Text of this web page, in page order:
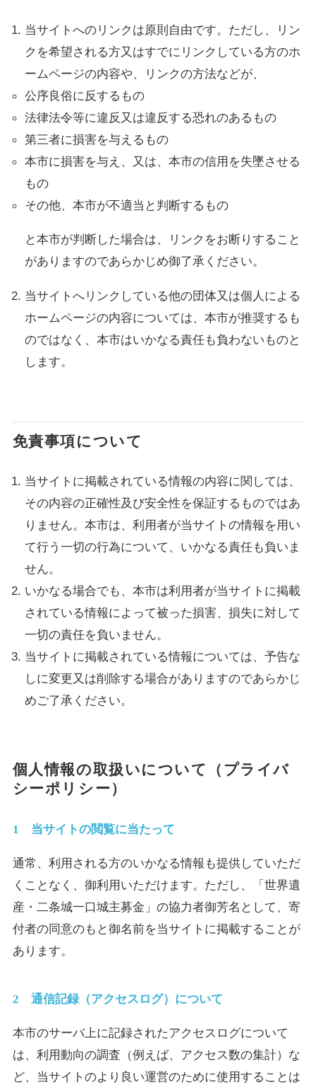
当サイトへのリンクは原則自由です。ただし、リン
クを希望される方又はすでにリンクしている方のホ
ームページの内容や、リンクの方法などが、
公序良俗に反するもの
法律法令等に違反又は違反する恐れのあるもの
第三者に損害を与えるもの
本市に損害を与え、又は、本市の信用を失墜させる
もの
その他、本市が不適当と判断するもの
と本市が判断した場合は、リンクをお断りすること
がありますのであらかじめ御了承ください。
当サイトへリンクしている他の団体又は個人による
ホームページの内容については、本市が推奨するも
のではなく、本市はいかなる責任も負わないものと
します。
免責事項について
当サイトに掲載されている情報の内容に関しては、
その内容の正確性及び安全性を保証するものではあ
りません。本市は、利用者が当サイトの情報を用い
て行う一切の行為について、いかなる責任も負いま
せん。
いかなる場合でも、本市は利用者が当サイトに掲載
されている情報によって被った損害、損失に対して
一切の責任を負いません。
当サイトに掲載されている情報については、予告な
しに変更又は削除する場合がありますのであらかじ
めご了承ください。
個人情報の取扱いについて（プライバ
シーポリシー）
1 当サイトの閲覧に当たって
通常、利用される方のいかなる情報も提供していただ
くことなく、御利用いただけます。ただし、「世界遺
産・二条城一口城主募金」の協力者御芳名として、寄
付者の同意のもと御名前を当サイトに掲載することが
あります。
2 通信記録（アクセスログ）について
本市のサーバ上に記録されたアクセスログについて
は、利用動向の調査（例えば、アクセス数の集計）な
ど、当サイトのより良い運営のために使用することは